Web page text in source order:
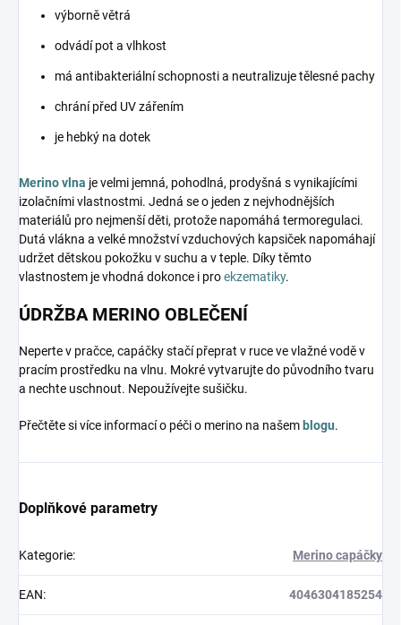
výborně větrá
odvádí pot a vlhkost
má antibakteriální schopnosti a neutralizuje tělesné pachy
chrání před UV zářením
je hebký na dotek
Merino vlna je velmi jemná, pohodlná, prodyšná s vynikajícími
izolačními vlastnostmi. Jedná se o jeden z nejvhodnějších
materiálů pro nejmenší děti, protože napomáhá termoregulaci.
Dutá vlákna a velké množství vzduchových kapsiček napomáhají
udržet dětskou pokožku v suchu a v teple. Díky těmto
vlastnostem je vhodná dokonce i proekzematiky.
ÚDRŽBA MERINO OBLEČENÍ
Neperte v pračce, capáčky stačí přeprat v ruce ve vlažné vodě v
pracím prostředku na vlnu. Mokré vytvarujte do původního tvaru
a nechte uschnout. Nepoužívejte sušičku.
Přečtěte si více informací o péči o merino na našem blogu.
Doplňkové parametry
Kategorie: Merino capáčky
EAN: 4046304185254